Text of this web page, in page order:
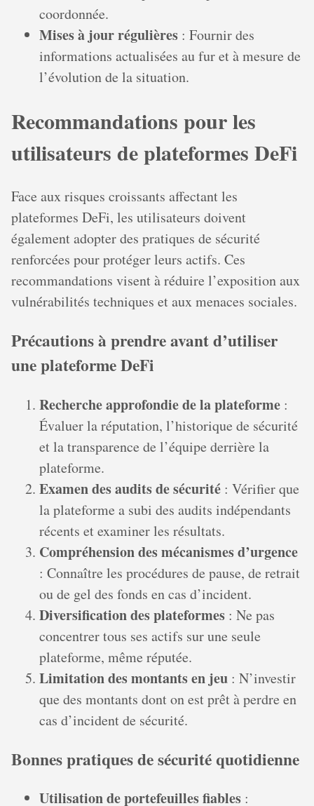
coordonnée.
Mises à jour régulières : Fournir des
informations actualisées au fur et à mesure de
l’évolution de la situation.
Recommandations pour les
utilisateurs de plateformes DeFi
Face aux risques croissants affectant les
plateformes DeFi, les utilisateurs doivent
également adopter des pratiques de sécurité
renforcées pour protéger leurs actifs. Ces
recommandations visent à réduire l’exposition aux
vulnérabilités techniques et aux menaces sociales.
Précautions à prendre avant d’utiliser
une plateforme DeFi
Recherche approfondie de la plateforme :
Évaluer la réputation, l’historique de sécurité
et la transparence de l’équipe derrière la
plateforme.
Examen des audits de sécurité : Vérifier que
la plateforme a subi des audits indépendants
récents et examiner les résultats.
Compréhension des mécanismes d’urgence
: Connaître les procédures de pause, de retrait
ou de gel des fonds en cas d’incident.
Diversification des plateformes : Ne pas
concentrer tous ses actifs sur une seule
plateforme, même réputée.
Limitation des montants en jeu : N’investir
que des montants dont on est prêt à perdre en
cas d’incident de sécurité.
Bonnes pratiques de sécurité quotidienne
Utilisation de portefeuilles fiables :